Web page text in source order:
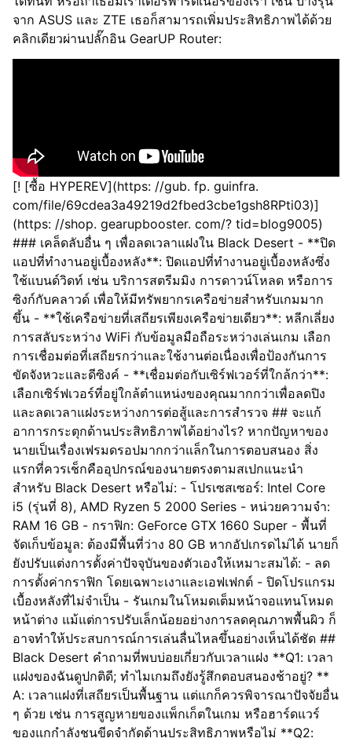
จาก ASUS และ ZTE เธอก็สามารถเพิ่มประสิทธิภาพได้ด้วย
คลิกเดียวผ่านปลั๊กอิน GearUP Router:
[! [ซื้อ HYPEREV](https: //gub. fp. guinfra.
com/file/69cdea3a49219d2fbed3cbe1gsh8RPti03)]
(https: //shop. gearupbooster. com/? tid=blog9005)
### เคล็ดลับอื่น ๆ เพื่อลดเวลาแฝงใน Black Desert - **ปิด
แอปที่ทำงานอยู่เบื้องหลัง**: ปิดแอปที่ทำงานอยู่เบื้องหลังซึ่ง
ใช้แบนด์วิดท์ เช่น บริการสตรีมมิง การดาวน์โหลด หรือการ
ซิงก์กับคลาวด์ เพื่อให้มีทรัพยากรเครือข่ายสำหรับเกมมาก
ขึ้น - **ใช้เครือข่ายที่เสถียรเพียงเครือข่ายเดียว**: หลีกเลี่ยง
การสลับระหว่าง WiFi กับข้อมูลมือถือระหว่างเล่นเกม เลือก
การเชื่อมต่อที่เสถียรกว่าและใช้งานต่อเนื่องเพื่อป้องกันการ
ขัดจังหวะและดีซิงค์ - **เชื่อมต่อกับเซิร์ฟเวอร์ที่ใกล้กว่า**:
เลือกเซิร์ฟเวอร์ที่อยู่ใกล้ตำแหน่งของคุณมากกว่าเพื่อลดปิง
และลดเวลาแฝงระหว่างการต่อสู้และการสำรวจ ## จะแก้
อาการกระตุกด้านประสิทธิภาพได้อย่างไร? หากปัญหาของ
นายเป็นเรื่องเฟรมดรอปมากกว่าแล็กในการตอบสนอง สิ่ง
แรกที่ควรเช็กคืออุปกรณ์ของนายตรงตามสเปกแนะนำ
สำหรับ Black Desert หรือไม่: - โปรเซสเซอร์: Intel Core
i5 (รุ่นที่ 8), AMD Ryzen 5 2000 Series - หน่วยความจำ:
RAM 16 GB - กราฟิก: GeForce GTX 1660 Super - พื้นที่
จัดเก็บข้อมูล: ต้องมีพื้นที่ว่าง 80 GB หากอัปเกรดไม่ได้ นายก็
ยังปรับแต่งการตั้งค่าปัจจุบันของตัวเองให้เหมาะสมได้: - ลด
การตั้งค่ากราฟิก โดยเฉพาะเงาและเอฟเฟกต์ - ปิดโปรแกรม
เบื้องหลังที่ไม่จำเป็น - รันเกมในโหมดเต็มหน้าจอแทนโหมด
หน้าต่าง แม้แต่การปรับเล็กน้อยอย่างการลดคุณภาพพื้นผิว ก็
อาจทำให้ประสบการณ์การเล่นลื่นไหลขึ้นอย่างเห็นได้ชัด ##
Black Desert คำถามที่พบบ่อยเกี่ยวกับเวลาแฝง **Q1: เวลา
แฝงของฉันดูปกติดี; ทำไมเกมถึงยังรู้สึกตอบสนองช้าอยู่? **
A: เวลาแฝงที่เสถียรเป็นพื้นฐาน แต่แกก็ควรพิจารณาปัจจัยอื่น
ๆ ด้วย เช่น การสูญหายของแพ็กเก็ตในเกม หรือฮาร์ดแวร์
ของแกกำลังชนขีดจำกัดด้านประสิทธิภาพหรือไม่ **Q2: